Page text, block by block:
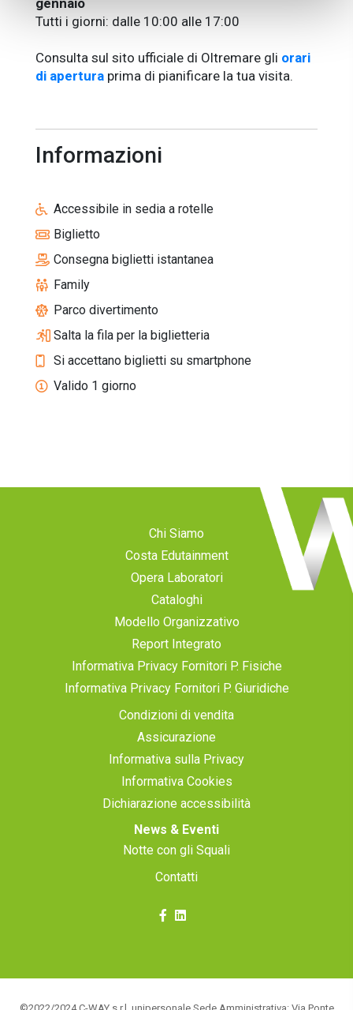
gennaio
Tutti i giorni: dalle 10:00 alle 17:00
Consulta sul sito ufficiale di Oltremare gli orari
di apertura prima di pianificare la tua visita.
Informazioni
Accessibile in sedia a rotelle
Biglietto
Consegna biglietti istantanea
Family
Parco divertimento
Salta la fila per la biglietteria
Si accettano biglietti su smartphone
Valido 1 giorno
Chi Siamo
Costa Edutainment
Opera Laboratori
Cataloghi
Modello Organizzativo
Report Integrato
Informativa Privacy Fornitori P. Fisiche
Informativa Privacy Fornitori P. Giuridiche
Condizioni di vendita
Assicurazione
Informativa sulla Privacy
Informativa Cookies
Dichiarazione accessibilità
News & Eventi
Notte con gli Squali
Contatti